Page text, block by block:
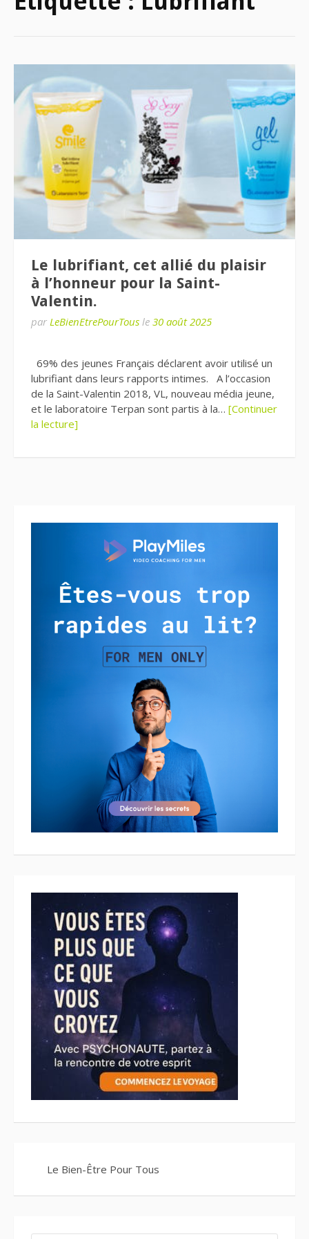
Le lubrifiant, cet allié du plaisir
à l’honneur pour la Saint-
Valentin.
par LeBienEtrePourTous le 30 août 2025
69% des jeunes Français déclarent avoir utilisé un
lubrifiant dans leurs rapports intimes. A l’occasion
de la Saint-Valentin 2018, VL, nouveau média jeune,
et le laboratoire Terpan sont partis à la… [Continuer
la lecture]
Le Bien-Être Pour Tous